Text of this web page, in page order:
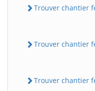
Trouver chantier
Trouver chantier
Trouver chantier